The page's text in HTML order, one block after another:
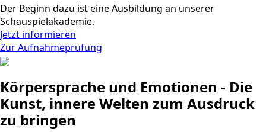
Der Beginn dazu ist eine Ausbildung an unserer
Schauspielakademie.
Jetzt informieren
Zur Aufnahmeprüfung
Körpersprache und Emotionen - Die
Kunst, innere Welten zum Ausdruck
zu bringen